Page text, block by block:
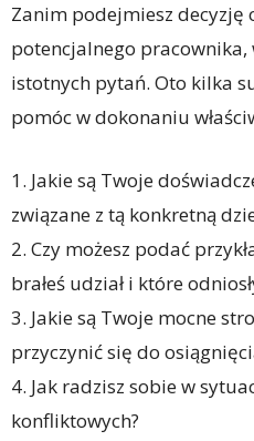
Zanim podejmiesz decyzję
potencjalnego
istotnych pytań. Oto kilka
pomóc w dokonaniu
1. Jakie są Twoje
związane z tą konkretną
2. Czy możesz podać
brałeś udział i które
3. Jakie są Twoje mocne
przyczynić się do
4. Jak radzisz sobie w
konfliktowych?